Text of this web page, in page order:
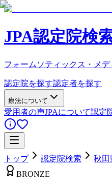
JPA認定院検
フォームソティックス・メ
認定院を探す認定者を探す
療法について
愛用者の声JPAについて認定
トップ 認定院検索 秋田
BRONZE